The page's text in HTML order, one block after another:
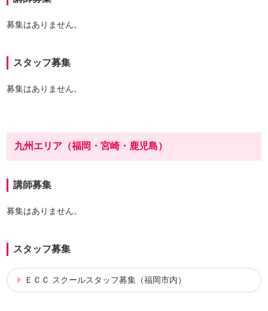
募集はありません。
スタッフ募集
募集はありません。
九州エリア（福岡・宮崎・鹿児島）
講師募集
募集はありません。
スタッフ募集
ＥＣＣ スクールスタッフ募集（福岡市内）